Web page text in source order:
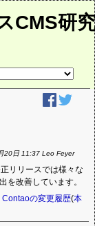
CMS研
20日 11:37 Leo Feyer
リリースでは様々な
を改善しています。
|Contaoの変更履歴(本